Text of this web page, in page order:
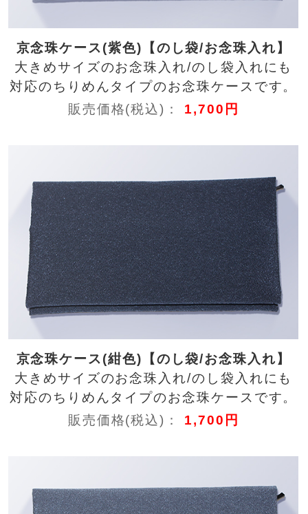
京念珠ケース(紫色)【のし袋/お念珠入れ】
大きめサイズのお念珠入れ/のし袋入れにも
対応のちりめんタイプのお念珠ケースです。
販売価格(税込)： 1,700円
京念珠ケース(紺色)【のし袋/お念珠入れ】
大きめサイズのお念珠入れ/のし袋入れにも
対応のちりめんタイプのお念珠ケースです。
販売価格(税込)： 1,700円